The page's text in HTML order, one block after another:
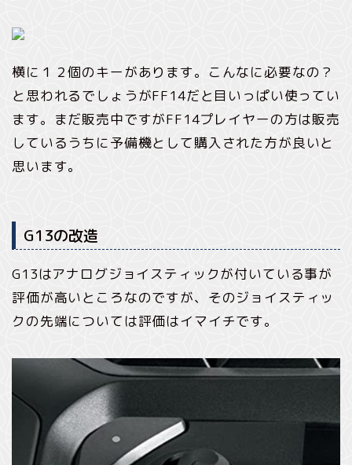
横に１２個のキーがあります。こんなに必要なの？
と思われるでしょうがFF14だと目いっぱい使ってい
ます。まだ販売中ですがFF14プレイヤーの方は販売
しているうちに予備機として購入された方が良いと
思います。
G13の改造
G13はアナログジョイスティックが付いている事が
評価が高いところなのですが、そのジョイスティッ
クの先端については評価はイマイチです。